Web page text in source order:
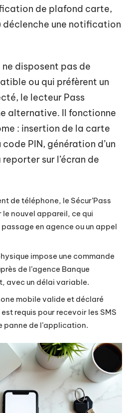
de plafond carte,
déclenche une notification
disposent pas de
ou qui préfèrent un
le lecteur Pass
alternative. Il fonctionne
: insertion de la carte
PIN, génération d’un
sur l’écran de
de téléphone, le Sécur’Pass
nouvel appareil, ce qui
en agence ou un appel
impose une commande
de l’agence Banque
avec un délai variable.
mobile valide et déclaré
requis pour recevoir les SMS
panne de l’application.